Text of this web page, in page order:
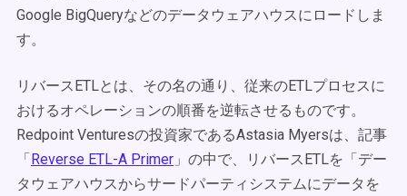
Google BigQueryなどのデータウェアハウスにロードしま
す。
リバースETLとは、その名の通り、従来のETLプロセスに
おけるオペレーションの順番を逆転させるものです。
Redpoint Venturesの投資家であるAstasia Myersは、記事
「Reverse ETL-A Primer 」の中で、リバースETLを「デー
タウェアハウスからサードパーティシステムにデータを